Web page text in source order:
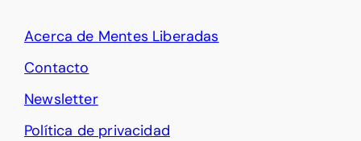
Acerca de Mentes Liberadas
Contacto
Newsletter
Política de privacidad